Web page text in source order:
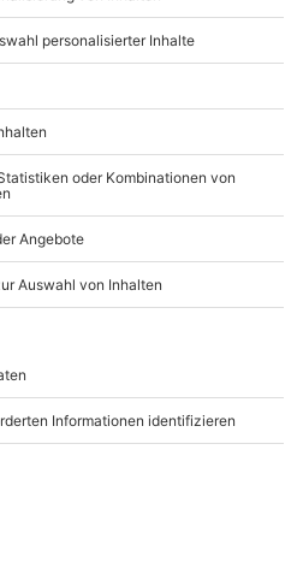
auf ein vegetarisches
von
sofern dieses nicht bereits bei
wurde.